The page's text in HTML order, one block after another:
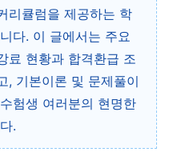
리큘럼을 제공하는 학
다. 이 글에서는 주요
료 현황과 합격환급 조
, 기본이론 및 문제풀이
험생 여러분의 현명한
.